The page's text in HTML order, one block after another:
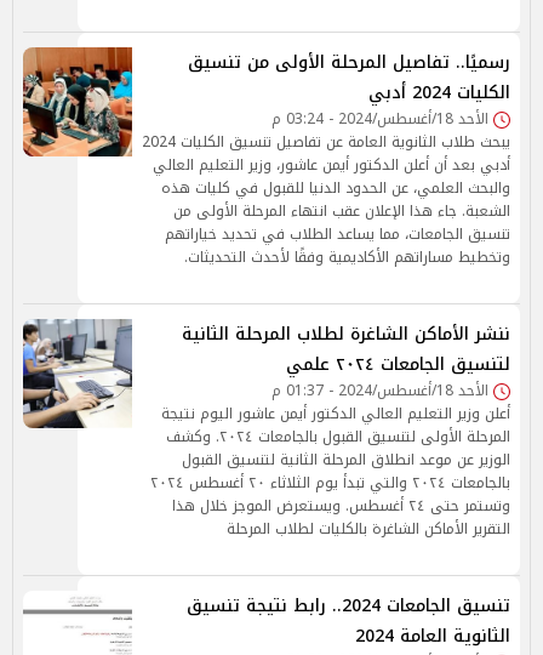
رسميًا.. تفاصيل المرحلة الأولى من تنسيق
الكليات 2024 أدبي
الأحد 18/أغسطس/2024 - 03:24 م
يبحث طلاب الثانوية العامة عن تفاصيل تنسيق الكليات 2024
أدبي بعد أن أعلن الدكتور أيمن عاشور، وزير التعليم العالي
والبحث العلمي، عن الحدود الدنيا للقبول في كليات هذه
الشعبة. جاء هذا الإعلان عقب انتهاء المرحلة الأولى من
تنسيق الجامعات، مما يساعد الطلاب في تحديد خياراتهم
وتخطيط مساراتهم الأكاديمية وفقًا لأحدث التحديثات.
ننشر الأماكن الشاغرة لطلاب المرحلة الثانية
لتنسيق الجامعات ٢٠٢٤ علمي
الأحد 18/أغسطس/2024 - 01:37 م
أعلن وزير التعليم العالي الدكتور أيمن عاشور اليوم نتيجة
المرحلة الأولى لتنسيق القبول بالجامعات ٢٠٢٤. وكشف
الوزير عن موعد انطلاق المرحلة الثانية لتنسيق القبول
بالجامعات ٢٠٢٤ والتي تبدأ يوم الثلاثاء ٢٠ أغسطس ٢٠٢٤
وتستمر حتى ٢٤ أغسطس. ويستعرض الموجز خلال هذا
التقرير الأماكن الشاغرة بالكليات لطلاب المرحلة
تنسيق الجامعات 2024.. رابط نتيجة تنسيق
الثانوية العامة 2024